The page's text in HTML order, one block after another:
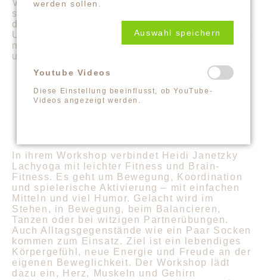
Verbindung statt Bewertung und mehr Freude
statt Angst. Wenn innerer Frieden wachsen
darf, kann auch äußerer Frieden entstehen.
Und ich wünsche mir den Mut,das Leben
nur zu überstehen, sondern esleicht, lachend
und voller Lebensfreude miteinander zu feiern.
LACHEN TRIFFT FITNESS
In ihrem Workshop verbindet Heidi Janetzky
Lachyoga mit leichter Fitness und Brain-
Fitness. Es geht um Bewegung, Koordination
und spielerische Aktivierung – mit einfachen
Mitteln und viel Humor. Gelacht wird im
Stehen, in Bewegung, beim Balancieren,
Tanzen oder bei witzigen Partnerübungen.
Auch Alltagsgegenstände wie ein Paar Socken
kommen zum Einsatz. Ziel ist ein lebendiges
Körpergefühl, neue Energie und Freude an der
eigenen Beweglichkeit. Der Workshop lädt
dazu ein, Herz, Muskeln und Gehirn
werden sollen.
Auswahl speichern
Youtube Videos
Diese Einstellung beeinflusst, ob YouTube-
Videos angezeigt werden.